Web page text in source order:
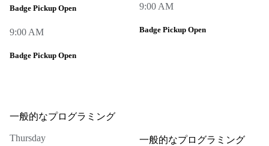
Badge Pickup Open
9:00 AM
Badge Pickup Open
9:00 AM
Badge Pickup Open
一般的なプログラミング
Thursday 一般的なプログラミング